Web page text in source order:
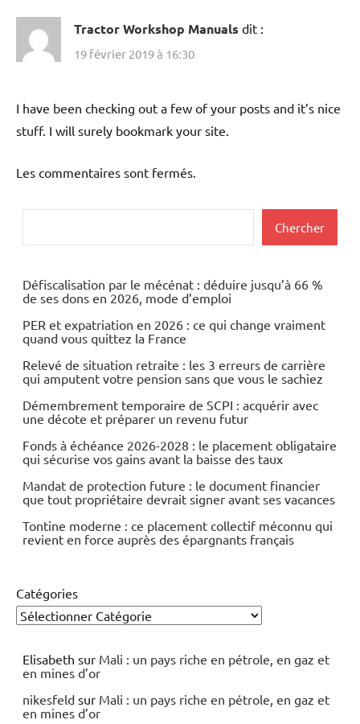
Tractor Workshop Manuals dit :
19 février 2019 à 16:30
I have been checking out a few of your posts and it’s nice
stuff. I will surely bookmark your site.
Les commentaires sont fermés.
Chercher
Défiscalisation par le mécénat : déduire jusqu’à 66 %
de ses dons en 2026, mode d’emploi
PER et expatriation en 2026 : ce qui change vraiment
quand vous quittez la France
Relevé de situation retraite : les 3 erreurs de carrière
qui amputent votre pension sans que vous le sachiez
Démembrement temporaire de SCPI : acquérir avec
une décote et préparer un revenu futur
Fonds à échéance 2026-2028 : le placement obligataire
qui sécurise vos gains avant la baisse des taux
Mandat de protection future : le document financier
que tout propriétaire devrait signer avant ses vacances
Tontine moderne : ce placement collectif méconnu qui
revient en force auprès des épargnants français
Catégories
Elisabeth sur Mali : un pays riche en pétrole, en gaz et
en mines d’or
nikesfeld sur Mali : un pays riche en pétrole, en gaz et
en mines d’or